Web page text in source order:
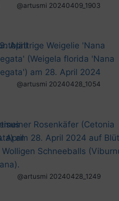
@artusmi 20240409_1903
@artusmi 20240428_1054
@artusmi 20240428_1249